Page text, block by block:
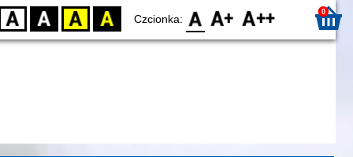
D BW YB BY Czcionka: F0 F1 F2 0